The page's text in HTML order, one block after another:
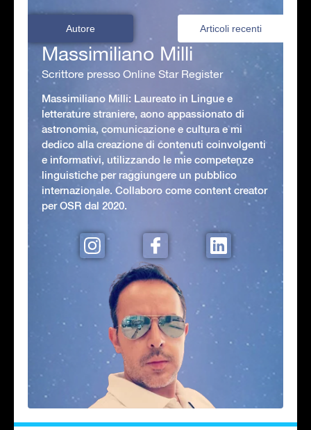
Autore Articoli recenti
Massimiliano Milli
Scrittore presso Online Star Register
Massimiliano Milli: Laureato in Lingue e
letterature straniere, aono appassionato di
astronomia, comunicazione e cultura e mi
dedico alla creazione di contenuti coinvolgenti
e informativi, utilizzando le mie competenze
linguistiche per raggiungere un pubblico
internazionale. Collaboro come content creator
per OSR dal 2020.